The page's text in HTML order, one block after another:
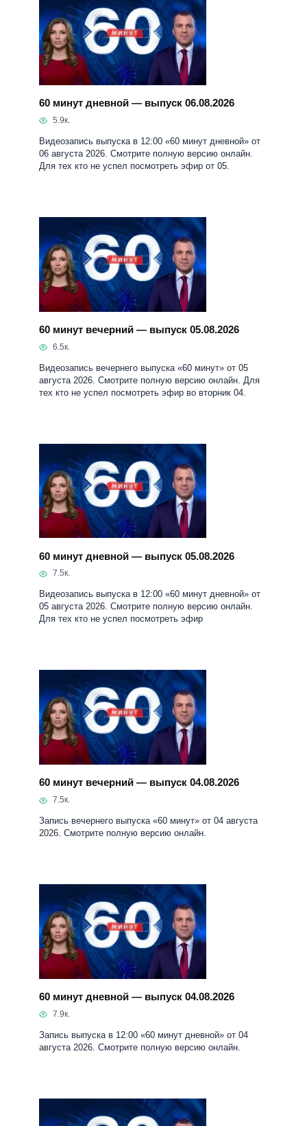
60 минут дневной — выпуск 06.08.2026
5.9к.
Видеозапись выпуска в 12:00 «60 минут дневной» от
06 августа 2026. Смотрите полную версию онлайн.
Для тех кто не успел посмотреть эфир от 05.
60 минут вечерний — выпуск 05.08.2026
6.5к.
Видеозапись вечернего выпуска «60 минут» от 05
августа 2026. Смотрите полную версию онлайн. Для
тех кто не успел посмотреть эфир во вторник 04.
60 минут дневной — выпуск 05.08.2026
7.5к.
Видеозапись выпуска в 12:00 «60 минут дневной» от
05 августа 2026. Смотрите полную версию онлайн.
Для тех кто не успел посмотреть эфир
60 минут вечерний — выпуск 04.08.2026
7.5к.
Запись вечернего выпуска «60 минут» от 04 августа
2026. Смотрите полную версию онлайн.
60 минут дневной — выпуск 04.08.2026
7.9к.
Запись выпуска в 12:00 «60 минут дневной» от 04
августа 2026. Смотрите полную версию онлайн.